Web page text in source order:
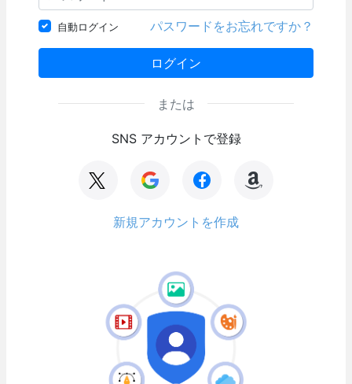
自動ログイン パスワードをお忘れですか？
ログイン
または
SNS アカウントで登録
新規アカウントを作成